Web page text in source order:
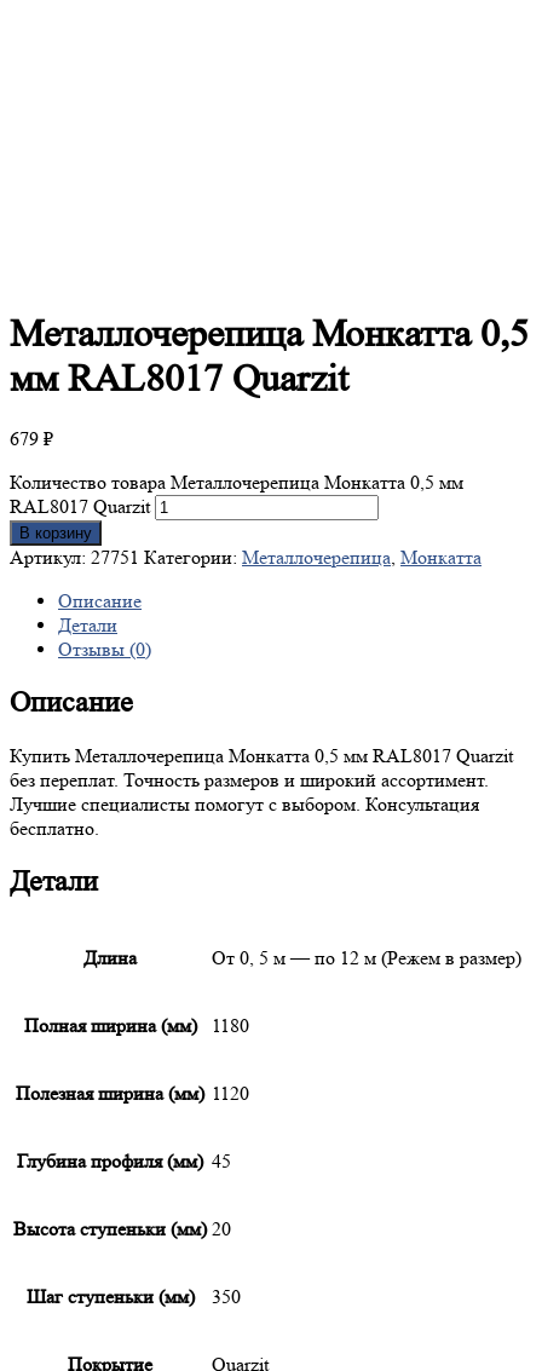
МеталлочерепицаМонкатта 0,5
мм RAL8017 Quarzit
679 ₽
Количество товара Металлочерепица Монкатта 0,5 мм
RAL8017 Quarzit
В корзину
Артикул: 27751 Категории: Металлочерепица, Монкатта
Описание
Детали
Отзывы (0)
Описание
Купить Металлочерепица Монкатта 0,5 мм RAL8017 Quarzit
без переплат. Точность размеров и широкий ассортимент.
Лучшие специалисты помогут с выбором. Консультация
бесплатно.
Детали
Длина От 0, 5 м — по 12 м (Режем в размер)
Полная ширина (мм) 1180
Полезная ширина (мм) 1120
Глубина профиля (мм) 45
Высота ступеньки (мм) 20
Шаг ступеньки (мм) 350
Покрытие Quarzit